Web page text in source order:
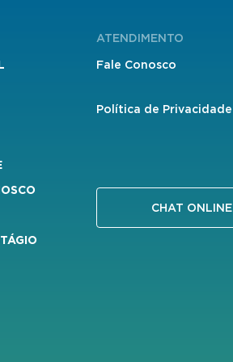
ATENDIMENTO
Fale Conosco
Política de Privacidade
CHAT ONLINE